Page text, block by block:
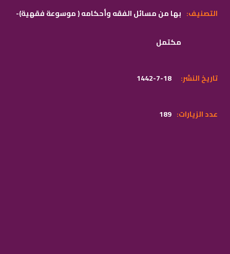
بها من مسائل الفقه وأحكامه ( موسوعة فقهية)-
مكتمل
:التصنيف
1442-7-18 :تاريخ النشر
189 :عدد الزيارات